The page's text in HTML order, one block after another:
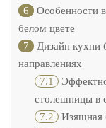
6
Особенности
белом цвете
7
Дизайн кухни
направлениях
7.1
столешницы в
7.2 Изящная